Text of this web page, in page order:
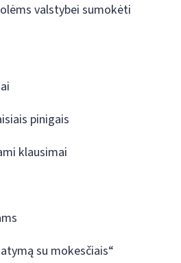
valstybei sumokėti
pinigais
klausimai
su mokesčiais“